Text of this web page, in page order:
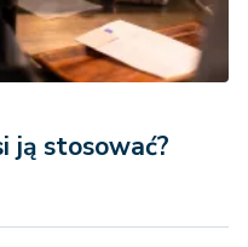
ją stosować?